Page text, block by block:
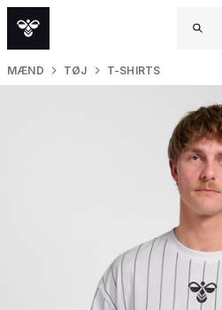
MÆND TØJ T-SHIRTS